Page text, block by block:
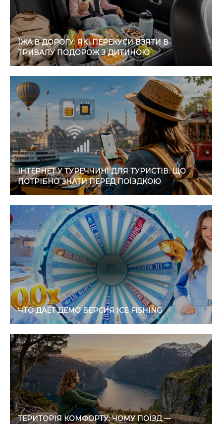
ЇЖА В ДОРОГУ: ЯКІ ПЕРЕКУСИ ВЗЯТИ В
ТРИВАЛУ ПОДОРОЖ З ДИТИНОЮ
ІНТЕРНЕТ У ТУРЕЧЧИНІ ДЛЯ ТУРИСТІВ: ЩО
ПОТРІБНО ЗНАТИ ПЕРЕД ПОЇЗДКОЮ
ЧТО ДАЕТ ДЕМО ВЕРСИЯ ICE FISHING
ТЕРИТОРІЯ КОМФОРТУ: ЧОМУ ПОЇЗД —